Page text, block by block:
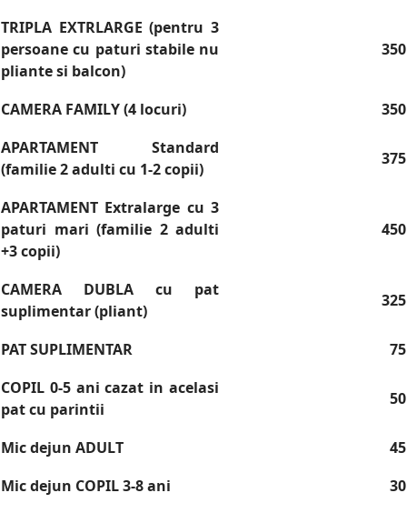
TRIPLA EXTRLARGE (pentru 3
persoane cu paturi stabile nu
pliante si balcon)
350
CAMERA FAMILY (4 locuri)
350
APARTAMENT Standard
(familie 2 adulti cu 1-2 copii)
375
APARTAMENT Extralarge cu 3
paturi mari (familie 2 adulti
+3 copii)
450
CAMERA DUBLA cu pat
suplimentar (pliant)
325
PAT SUPLIMENTAR
75
COPIL 0-5 ani cazat in acelasi
pat cu parintii
50
Mic dejun ADULT
45
Mic dejun COPIL 3-8 ani
30